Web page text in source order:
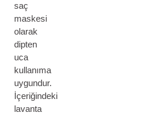
saç
maskesi
olarak
dipten
uca
kullanıma
uygundur.
İçeriğindeki
lavanta